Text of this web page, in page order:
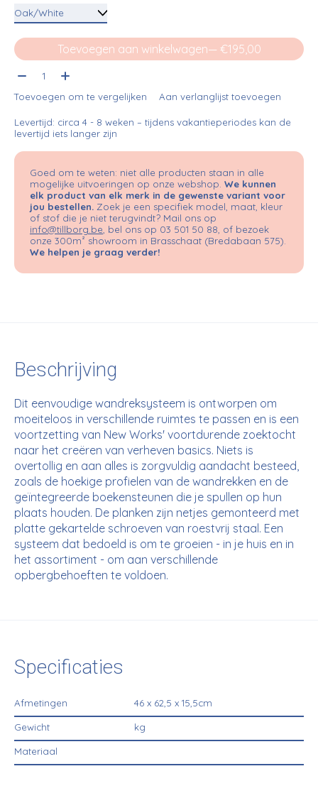
Toevoegen aan winkelwagen
— €195,00
Aantal:
Toevoegen om te vergelijken Aan verlanglijst toevoegen
Levertijd: circa 4 - 8 weken – tijdens vakantieperiodes kan de
levertijd iets langer zijn
Goed om te weten: niet alle producten staan in alle
mogelijke uitvoeringen op onze webshop. We kunnen
elk product van elk merk in de gewenste variant voor
jou bestellen. Zoek je een specifiek model, maat, kleur
of stof die je niet terugvindt? Mail ons op
info@tillborg.be , bel ons op 03 501 50 88, of bezoek
onze 300m² showroom in Brasschaat (Bredabaan 575).
We helpen je graag verder!
Beschrijving
Dit eenvoudige wandreksysteem is ontworpen om
moeiteloos in verschillende ruimtes te passen en is een
voortzetting van New Works' voortdurende zoektocht
naar het creëren van verheven basics. Niets is
overtollig en aan alles is zorgvuldig aandacht besteed,
zoals de hoekige profielen van de wandrekken en de
geïntegreerde boekensteunen die je spullen op hun
plaats houden. De planken zijn netjes gemonteerd met
platte gekartelde schroeven van roestvrij staal. Een
systeem dat bedoeld is om te groeien - in je huis en in
het assortiment - om aan verschillende
opbergbehoeften te voldoen.
Specificaties
Afmetingen 46 x 62,5 x 15,5cm
Gewicht kg
Materiaal